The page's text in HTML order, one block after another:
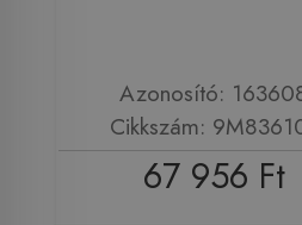
Azonosító:
Cikkszám:
67 956 Ft